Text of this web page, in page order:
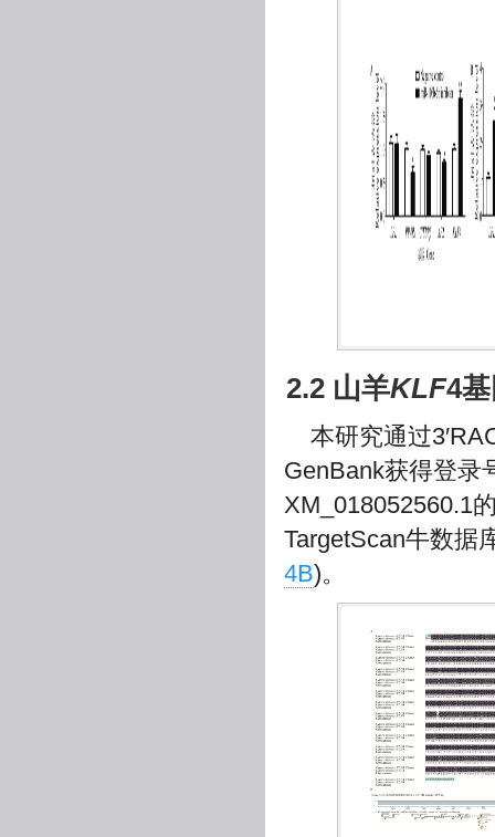
2.2 山羊KLF4
本研究通过
GenBank获得登录
XM_018052560.1
TargetScan牛数据
4B)。